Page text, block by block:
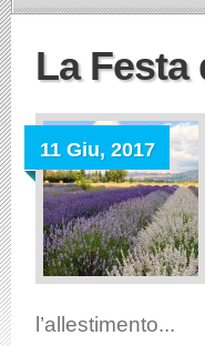
La Festa
11 Giu, 2017
l’allestimento...